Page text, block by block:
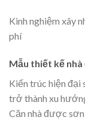
Kinh nghiệm xây
phí
Mẫu thiết kế nhà
Kiến trúc hiện đại
trở thành xu
Căn nhà được